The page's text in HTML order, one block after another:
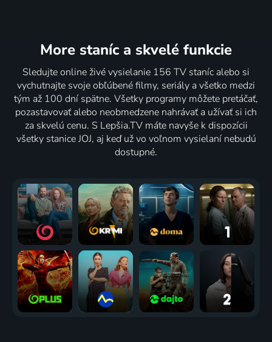
More staníc a skvelé funkcie
Sledujte online živé vysielanie 156 TV staníc alebo si
vychutnajte svoje obľúbené filmy, seriály a všetko medzi
tým až 100 dní spätne. Všetky programy môžete pretáčať,
pozastavovať alebo neobmedzene nahrávať a užívať si ich
za skvelú cenu. S Lepšia.TV máte navyše k dispozícii
všetky stanice JOJ, aj keď už vo voľnom vysielaní nebudú
dostupné.